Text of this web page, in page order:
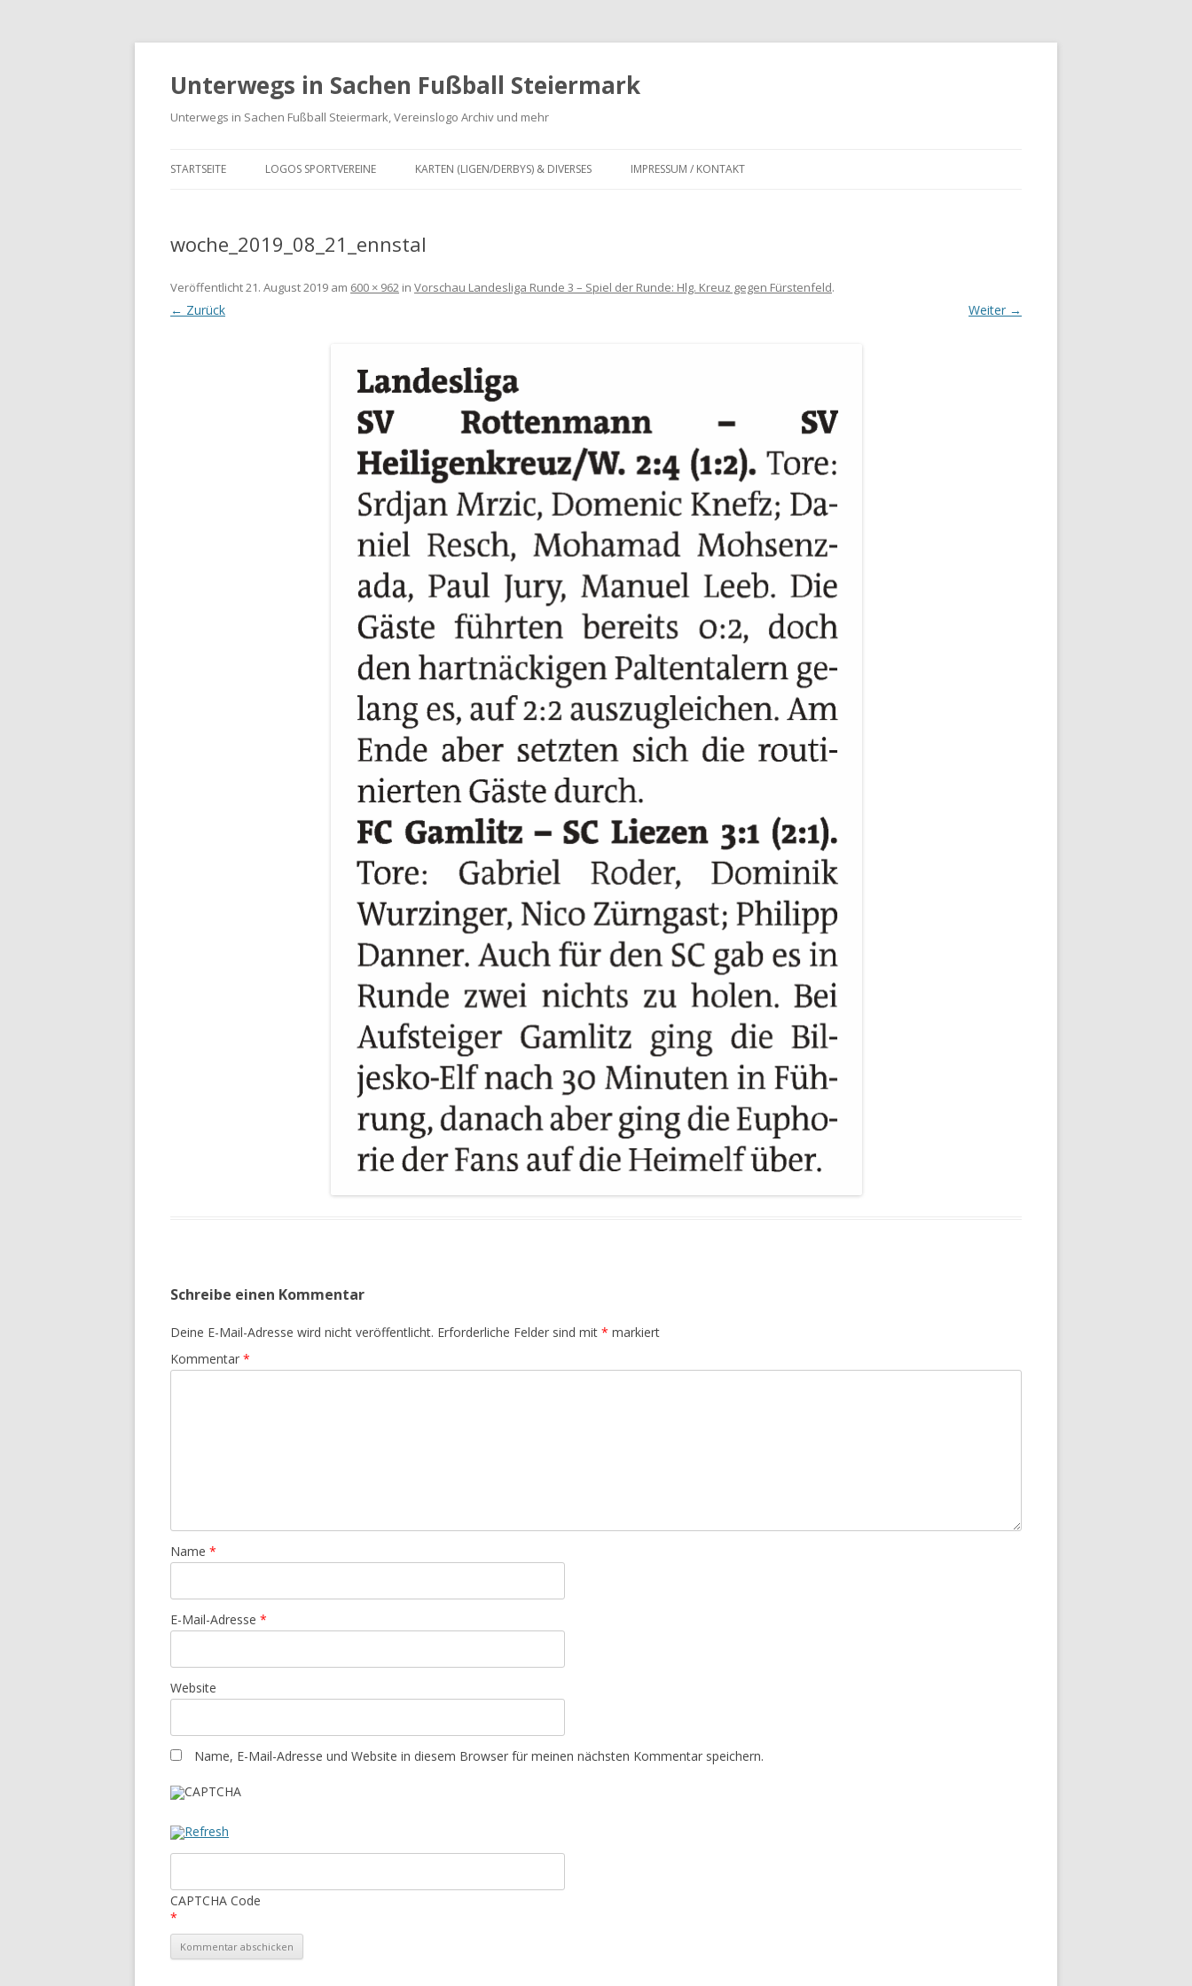
Unterwegs in Sachen Fußball Steiermark
Unterwegs in Sachen Fußball Steiermark, Vereinslogo Archiv und mehr
STARTSEITE LOGOS SPORTVEREINE
LOGOS BUNDESLIGA UND ZWEITE
INTERNATIONALE LOGOS FÜR
FREUNDSCHAFTSSPIELE
KARTEN (LIGEN/DERBYS) & DIVERSES
UND UNTERLIGA SOWIE
FUSION VON FUSSBALLVEREINEN I
N DER STEIERMARK
FUSSBALLVEREINE DER S
IMPRESSUM / KONTAKT
woche_2019_08_21_ennstal
Veröffentlicht21. August 2019 am 600 × 962 in Vorschau Landesliga Runde 3 – Spiel der Runde: Hlg. Kreuz gegen Fürstenfeld.
← Zurück Weiter →
Schreibe einen Kommentar
Deine E-Mail-Adresse wird nicht veröffentlicht. Erforderliche Felder sind mit * markiert
Kommentar *
Name *
E-Mail-Adresse *
Website
Name, E-Mail-Adresse und Website in diesem Browser für meinen nächsten Kommentar speichern.
CAPTCHA Code
*